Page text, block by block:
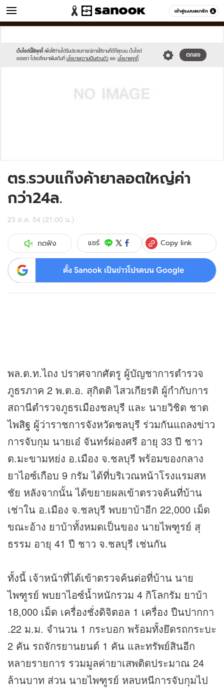
เข้าสู่ระบบสมาชิก
ข่าว หมวดอื่นๆ
เว็บไซต์นี้ใช้คุกกี้ เพื่อให้ท่านได้รับประสบการณ์การใช้งานที่ดีที่สุดบน เว็บไซต์
ของเรา โปรดศึกษาเพิ่มเติมที่ นโยบายความเป็นส่วนตัว และ นโยบายคุกกี้
ตกลง
sanook.png
image.jpg
ตร.รวบแก๊งค้ายาลอตใหญ่ค่า
กว่า24ล.
23 ส.ค. 54 (21:00 น.)
กดฟัง แชร์ Copy link
ตั้ง Sanook เป็นข่าวโปรดบน Google
พล.ต.ท.ไถง ปราศจากศัตรู ผู้บัญชาการตำรวจ
ภูธรภาค 2 พ.ต.อ. สุกิตติ ไสวเกียรติ ผู้กำกับการ
สถานีตำรวจภูธรเมืองชลบุรี และ นายวิชิต ชาต
ไพสิฐ ผู้ว่าราชการจังหวัดชลบุรี ร่วมกันแถลงข่าว
การจับกุม นายเอ๋ จันทร์ผ่องศรี อายุ 33 ปี ชาว
ต.มะขามหย่ง อ.เมือง จ.ชลบุรี พร้อมของกลาง
ยาไอซ์เกือบ 9 กรัม ได้ที่บริเวณหน้าโรงแรมสห
ชัย หลังจากนั้น ได้ขยายผลเข้าตรวจค้นที่บ้าน
เช่าใน อ.เมือง จ.ชลบุรี พบยาบ้าอีก 22,000 เม็ด
ขณะอ้าง ยาบ้าทั้งหมดเป็นของ นายไพฑูรย์ สุ
ธรรม อายุ 41 ปี ชาว จ.ชลบุรี เช่นกัน
ทั้งนี้ เจ้าหน้าที่ได้เข้าตรวจค้นต่อที่บ้าน นาย
ไพฑูรย์ พบยาไอซ์น้ำหนักรวม 4 กิโลกรัม ยาบ้า
18,000 เม็ด เครื่องชั่งดิจิตอล 1 เครื่อง ปืนปากกา
.22 ม.ม. จำนวน 1 กระบอก พร้อมทั้งยึดรถกระบะ
2 คัน รถจักรยานยนต์ 1 คัน และทรัพย์สินอีก
หลายรายการ รวมมูลค่ายาเสพติดประมาณ 24
ล้านบาท ส่วน นายไพฑูรย์ หลบหนีการจับกุมไป